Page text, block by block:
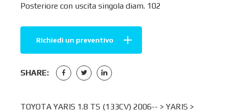
Posteriore con uscita singola diam. 102
Richiedi un preventivo
SHARE:
TOYOTA YARIS 1.8 TS (133CV) 2006-- > YARIS >